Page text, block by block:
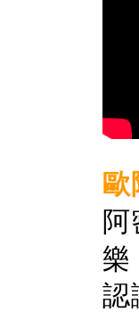
阿
樂
認